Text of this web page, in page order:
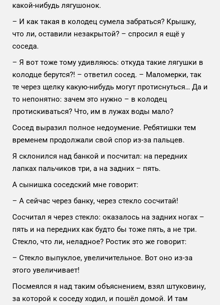
какой-нибудь лягушонок.
– И как такая в колодец сумела забраться? Крышку,
что ли, оставили незакрытой? – спросил я ещё у
соседа.
– Я вот тоже тому удивляюсь: откуда такие лягушки в
колодце берутся?! – ответил сосед. – Маломерки, так
те через щелку какую-нибудь могут протиснуться… Да и
то непонятно: зачем это нужно – в колодец
протискиваться? Что, им в лужах воды мало?
Сосед выразил полное недоумение. Ребятишки тем
временем продолжали свой спор из-за пальцев.
Я склонился над банкой и посчитал: на передних
лапках пальчиков три, а на задних – пять.
А сынишка соседский мне говорит:
– А сейчас через банку, через стекло сосчитай!
Сосчитал я через стекло: оказалось на задних ногах –
пять и на передних как будто бы тоже пять, а не три.
Стекло, что ли, неладное? Ростик это же говорит:
– Стекло выпуклое, увеличительное. Вот оно из-за
этого увеличивает!
Посмеялся я над таким объяснением, взял штуковину,
за которой к соседу ходил, и пошёл домой. И там